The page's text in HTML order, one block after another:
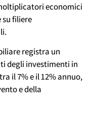
economici
filiere
registra un
degli investimenti in
il 7% e il 12% annuo,
e della